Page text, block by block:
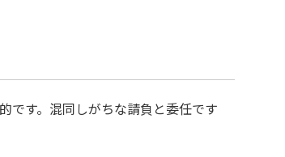
です。混同しがちな請負と委任です